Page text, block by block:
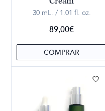
30 mL. / 1.01 fl. oz.
89,00€
COMPRAR